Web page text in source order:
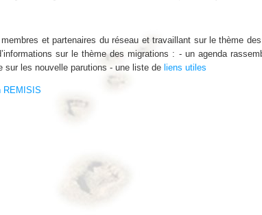
et partenaires du réseau et travaillant sur le thème des
sur le thème des migrations : - un agenda
sur les nouvelle parutions - une liste de liens utiles
REMISIS